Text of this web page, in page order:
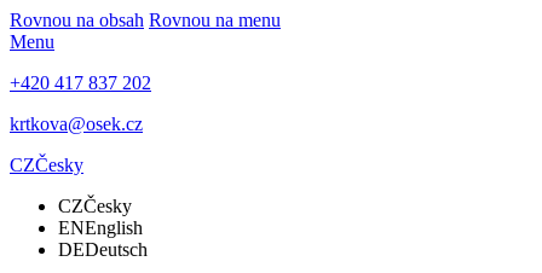
Rovnou na obsah Rovnou na menu
Menu
+420 417 837 202
krtkova@osek.cz
CZČesky
CZČesky
ENEnglish
DEDeutsch